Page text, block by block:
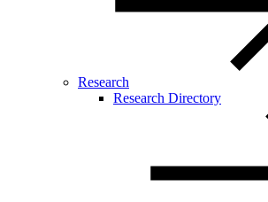
Research
Research Directory